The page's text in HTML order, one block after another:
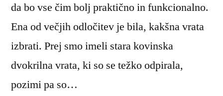
da bo vse čim bolj praktično in funkcionalno.
Ena od večjih odločitev je bila, kakšna vrata
izbrati. Prej smo imeli stara kovinska
dvokrilna vrata, ki so se težko odpirala,
pozimi pa so…